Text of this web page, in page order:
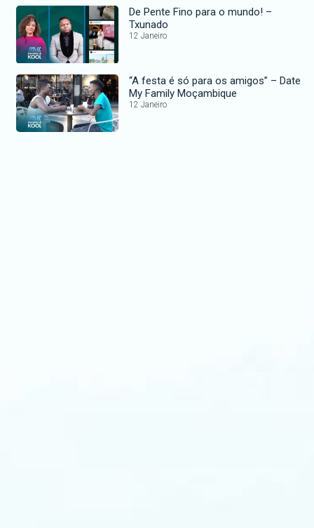
De Pente Fino para o mundo! –
Txunado
12 Janeiro
“A festa é só para os amigos” – Date
My Family Moçambique
12 Janeiro